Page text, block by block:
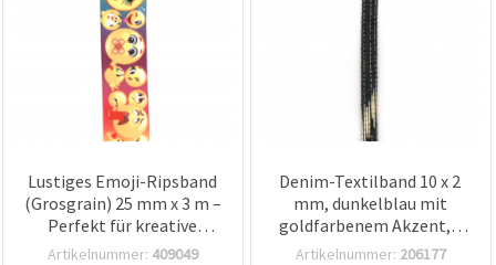
Lustiges Emoji-Ripsband
(Grosgrain) 25 mm x 3 m –
Perfekt für kreative
Geschenkverpackungen,
Artikelnummer: 409049
Denim-Textilband 10 x 2
mm, dunkelblau mit
goldfarbenem Akzent, 1
m
Artikelnummer: 206177